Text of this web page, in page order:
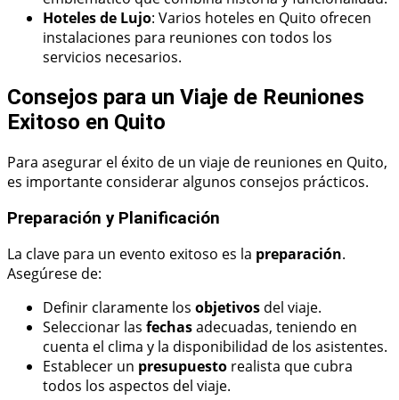
Hoteles de Lujo: Varios hoteles en Quito ofrecen
instalaciones para reuniones con todos los
servicios necesarios.
Consejos para un Viaje de Reuniones
Exitoso en Quito
Para asegurar el éxito de un viaje de reuniones en Quito,
es importante considerar algunos consejos prácticos.
Preparación y Planificación
La clave para un evento exitoso es la preparación.
Asegúrese de:
Definir claramente los objetivos del viaje.
Seleccionar las fechasadecuadas, teniendo en
cuenta el clima y la disponibilidad de los asistentes.
Establecer un presupuesto realista que cubra
todos los aspectos del viaje.